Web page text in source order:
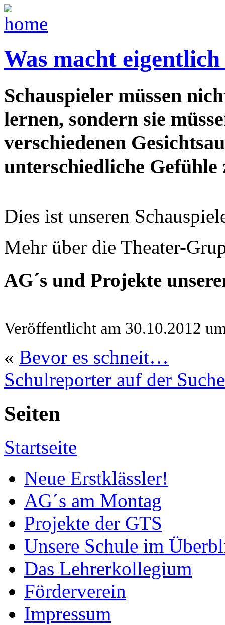
Was macht
Schauspieler müssen
lernen, sondern sie
verschiedenen
unterschiedliche Gefühle
Dies ist unseren
Mehr über die Theater-
AG´s und Projekte
Veröffentlicht am 30.10.2012
« Bevor es schneit…
Schulreporter auf der
Seiten
Startseite
Neue Erstklässler!
AG´s am Montag
Projekte der GTS
Unsere Schule im
Das Lehrerkollegium
Förderverein
Impressum